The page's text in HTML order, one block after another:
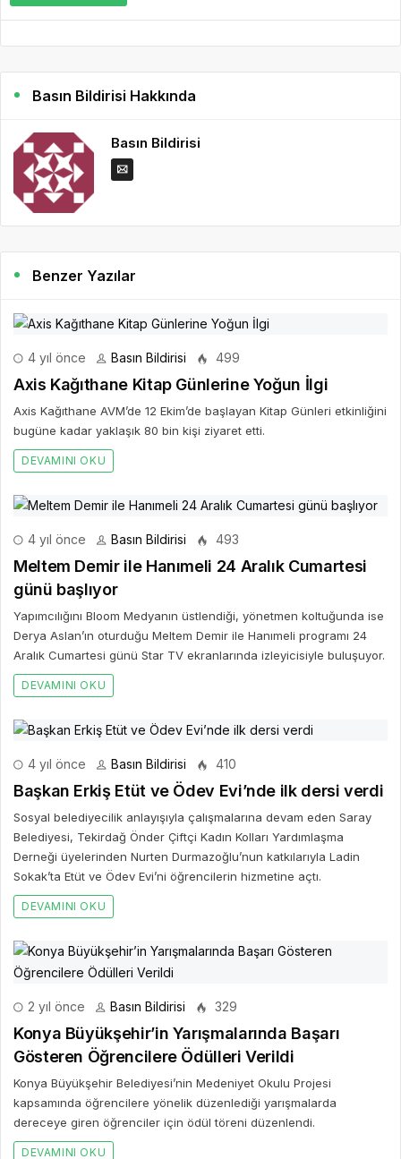
Basın Bildirisi Hakkında
Basın Bildirisi
Benzer Yazılar
4 yıl önce Basın Bildirisi 499
Axis Kağıthane Kitap Günlerine Yoğun İlgi
Axis Kağıthane AVM’de 12 Ekim’de başlayan Kitap Günleri etkinliğini
bugüne kadar yaklaşık 80 bin kişi ziyaret etti.
DEVAMINI OKU
4 yıl önce Basın Bildirisi 493
Meltem Demir ile Hanımeli 24 Aralık Cumartesi
günü başlıyor
Yapımcılığını Bloom Medyanın üstlendiği, yönetmen koltuğunda ise
Derya Aslan’ın oturduğu Meltem Demir ile Hanımeli programı 24
Aralık Cumartesi günü Star TV ekranlarında izleyicisiyle buluşuyor.
DEVAMINI OKU
4 yıl önce Basın Bildirisi 410
Başkan Erkiş Etüt ve Ödev Evi’nde ilk dersi verdi
Sosyal belediyecilik anlayışıyla çalışmalarına devam eden Saray
Belediyesi, Tekirdağ Önder Çiftçi Kadın Kolları Yardımlaşma
Derneği üyelerinden Nurten Durmazoğlu’nun katkılarıyla Ladin
Sokak’ta Etüt ve Ödev Evi’ni öğrencilerin hizmetine açtı.
DEVAMINI OKU
2 yıl önce Basın Bildirisi 329
Konya Büyükşehir’in Yarışmalarında Başarı
Gösteren Öğrencilere Ödülleri Verildi
Konya Büyükşehir Belediyesi’nin Medeniyet Okulu Projesi
kapsamında öğrencilere yönelik düzenlediği yarışmalarda
dereceye giren öğrenciler için ödül töreni düzenlendi.
DEVAMINI OKU